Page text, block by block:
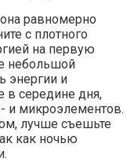
равномерно
с плотного
на первую
небольшой
энергии и
в середине дня,
и микроэлементов.
лучше съешьте
как ночью